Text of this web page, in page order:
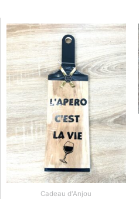
Cadeau d'Anjou